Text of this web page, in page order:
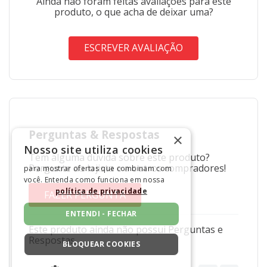
pedidos acima de 15 metros, pode ocorrer fracionamento
*Imagem meramente ilustrativa.
produto, o que acha de deixar uma?
ESCREVER AVALIAÇÃO
Perguntas & Respostas
Tem alguma dúvida sobre este produto?
Pergunte ao lojista e a outros compradores!
FAZER PERGUNTA
Este produto ainda não possui Perguntas e
Respostas.
×
Nosso site utiliza cookies
para mostrar ofertas que combinam com
você. Entenda como funciona em nossa
política de privacidade
ENTENDI - FECHAR
BLOQUEAR COOKIES